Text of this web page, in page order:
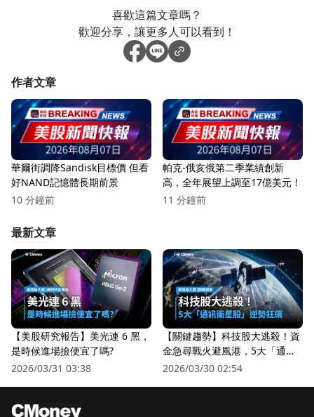
喜歡這篇文章嗎？
歡迎分享，讓更多人可以看到！
作者文章
華爾街調降Sandisk目標價 但看
好NAND記憶體長期前景
10 分鐘前
帕克-俄亥俄第二季業績創新
高，全年展望上調至17億美元！
11 分鐘前
最新文章
【美股研究報告】美光連 6 黑，
是時候進場撿便宜了嗎?
2026/03/31 03:38
【關鍵趨勢】科技股大逃殺！資
金急尋戰火避風港，5大「通訊
衛星股」逆勢狂飆
2026/03/30 02:54